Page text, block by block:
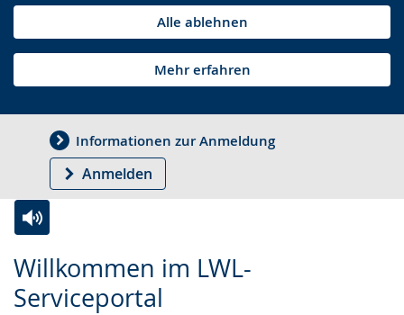
Alle ablehnen
Mehr erfahren
Informationen zur Anmeldung
Anmelden
Willkommen im LWL-
Serviceportal
Leichten
Sprache
Audio-
Unterstützung.
Video
in